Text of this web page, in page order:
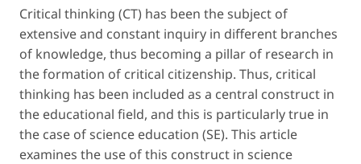
Critical thinking (CT) has been the subject of
extensive and constant inquiry in different branches
of knowledge, thus becoming a pillar of research in
the formation of critical citizenship. Thus, critical
thinking has been included as a central construct in
the educational field, and this is particularly true in
the case of science education (SE). This article
examines the use of this construct in science